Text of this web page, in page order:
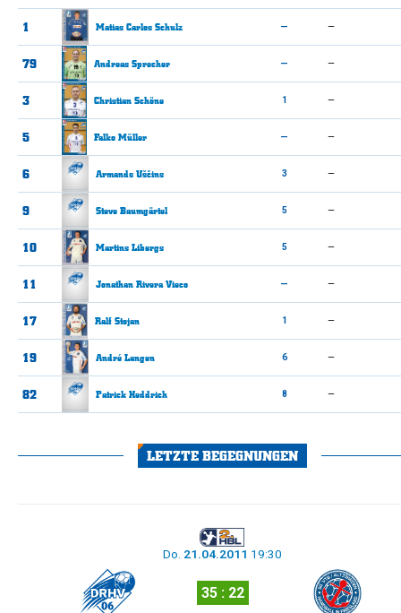
1 Matias Carlos Schulz — —
79 Andreas Sprecher — —
3 Christian Schöne 1 —
5 Falko Müller — —
6 Armands Uščins 3 —
9 Steve Baumgärtel 5 —
10 Martins Libergs 5 —
11 Jonathan Rivera Vieco — —
17 Ralf Stojan 1 —
19 André Langen 6 —
82 Patrick Heddrich 8 —
LETZTE BEGEGNUNGEN
Do. 21.04.2011 19:30
35 : 22